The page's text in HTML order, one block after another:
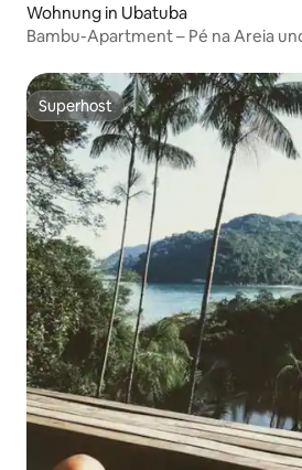
Wohnung in Ubatuba
Bambu-Apartment – Pé na Areia
Superhost
Superhost